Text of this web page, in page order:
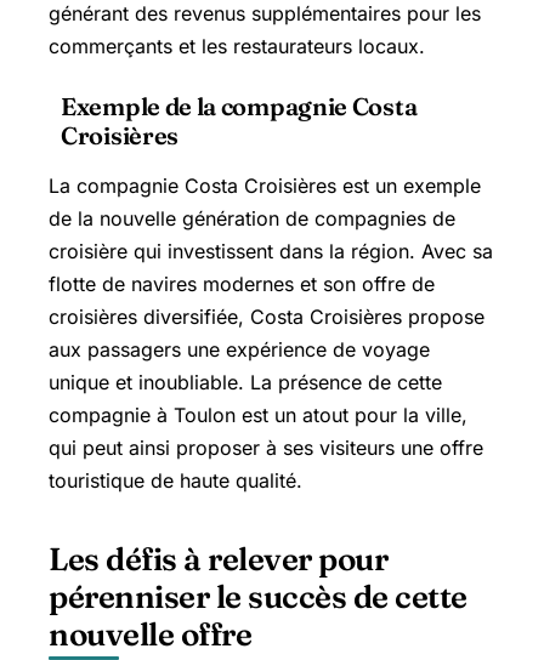
générant des revenus supplémentaires pour les
commerçants et les restaurateurs locaux.
Exemple de la compagnie Costa
Croisières
La compagnie Costa Croisières est un exemple
de la nouvelle génération de compagnies de
croisière qui investissent dans la région. Avec sa
flotte de navires modernes et son offre de
croisières diversifiée, Costa Croisières propose
aux passagers une expérience de voyage
unique et inoubliable. La présence de cette
compagnie à Toulon est un atout pour la ville,
qui peut ainsi proposer à ses visiteurs une offre
touristique de haute qualité.
Les défis à relever pour
pérenniser le succès de cette
nouvelle offre